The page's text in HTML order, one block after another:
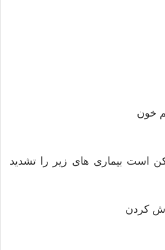
خون
است بیماری های زیر را تشدید
کردن